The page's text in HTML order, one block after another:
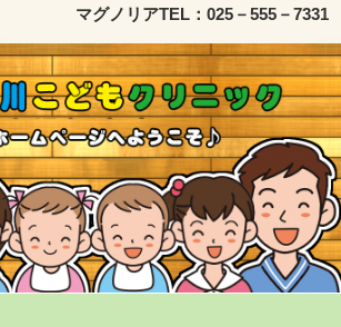
マグノリアTEL：025－555－7331